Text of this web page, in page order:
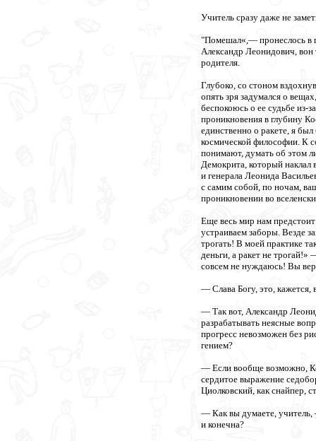
Учитель сразу даже не
"Помешал«,— пронеслось в
Александр Леонидович, вон
родителя.
Глубоко, со стоном
опять зря задумался о
беспокоюсь о ее судьбе из-
проникновения в глубину
единственно о ракете, я
космической философии. К
понимают, думать об этом
Демокрита, который
и генерала Леонида
с самим собой, по ночам,
проникновении во
Еще весь мир нам
устраиваем заборы. Везде
трогать! В моей практике
деньги, а ракет не
совсем не нуждаюсь! Вы
— Слава Богу, это, кажется,
— Так вот, Александр
разрабатывать неясные
прогресс невозможен без
гением?
— Если вообще возможно,
сердитое выражение
Циолковский, как снайпер,
— Как вы думаете, учитель,
и конечна?